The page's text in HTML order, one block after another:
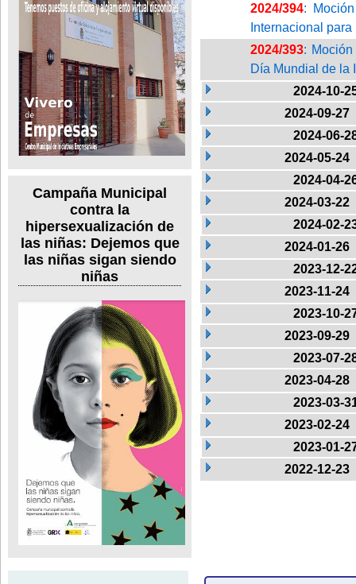
Campaña Municipal
contra la
hipersexualización de
las niñas: Dejemos que
las niñas sigan siendo
niñas
2024/394:
Internacional
2024/393:
Día Mundial de la
2024-10-
2024-09-27
2024-06-
2024-05-24
2024-04-
2024-03-22
2024-02-
2024-01-26
2023-12-
2023-11-24
2023-10-
2023-09-29
2023-07-
2023-04-28
2023-03-
2023-02-24
2023-01-
2022-12-23